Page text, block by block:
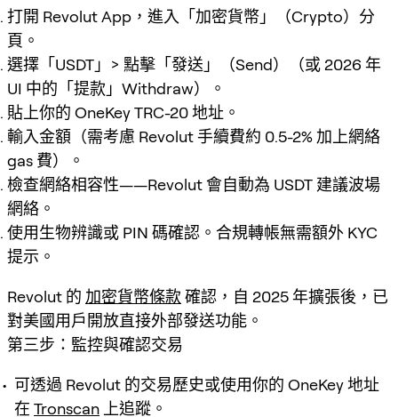
打開 Revolut App，進入「加密貨幣」（Crypto）分
頁。
選擇「USDT」> 點擊「發送」（Send）（或 2026 年
UI 中的「提款」Withdraw）。
貼上你的 OneKey TRC-20 地址。
輸入金額（需考慮 Revolut 手續費約 0.5-2% 加上網絡
gas 費）。
檢查網絡相容性——Revolut 會自動為 USDT 建議波場
網絡。
使用生物辨識或 PIN 碼確認。合規轉帳無需額外 KYC
提示。
Revolut 的 加密貨幣條款 確認，自 2025 年擴張後，已
對美國用戶開放直接外部發送功能。
第三步：監控與確認交易
可透過 Revolut 的交易歷史或使用你的 OneKey 地址
在 Tronscan 上追蹤。